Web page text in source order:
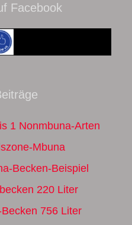
Facebook
1 Nonmbuna-Arten
Mbuna
Becken-Beispiel
220 Liter
756 Liter